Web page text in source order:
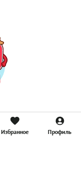
Избранное Профиль